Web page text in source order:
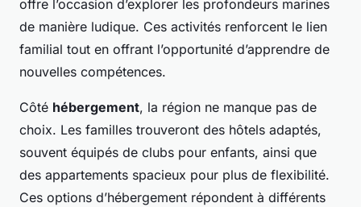
offre l’occasion d’explorer les profondeurs marines
de manière ludique. Ces activités renforcent le lien
familial tout en offrant l’opportunité d’apprendre de
nouvelles compétences.
Côté hébergement, la région ne manque pas de
choix. Les familles trouveront des hôtels adaptés,
souvent équipés de clubs pour enfants, ainsi que
des appartements spacieux pour plus de flexibilité.
Ces options d’hébergement répondent à différents